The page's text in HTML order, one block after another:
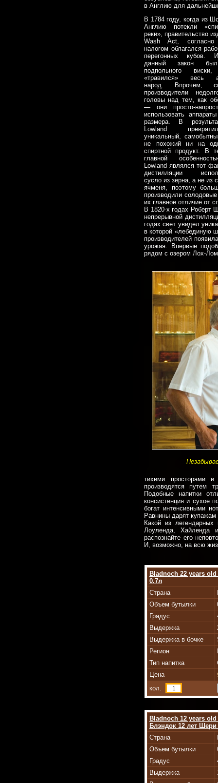
в Англию для
В 1784 году, когда из
Англию потекли
реки», правительство
Wash Act, согласно
налогом облагался
перегонных кубов.
данный закон
подпольного
«травился» весь
народ. Впрочем,
производители
головы над тем, как
— они просто-
использовать
размера. В
Lowland
уникальный,
не похожий ни на
спиртной продукт. В
главной
Lowland являлся тот
дистилляции
сусло из зерна, а не из
ячменя, поэтому
производили
их главное отличие от
В 1820-х годах Роберт
непрерывной
годах свет увидел
в которой «лебединую
производителей
урожая. Впервые
рядом с озером Лох-
тихими просторами и
производятся путем
Подобные напитки
консистенция и сухое
богат интенсивными
Равнины дарят
Какой из
Лоуленда, Хайленда
распознайте его
И, возможно, на всю
Bladnoch 22 years
0.7л
Страна
Объем бутылки
Градус
Выдержка
Выдержка в бочке
Регион
Тип напитка
Цена
кол.
Bladnoch 12 years
Блэндок 12 лет
Страна
Объем бутылки
Градус
Выдержка